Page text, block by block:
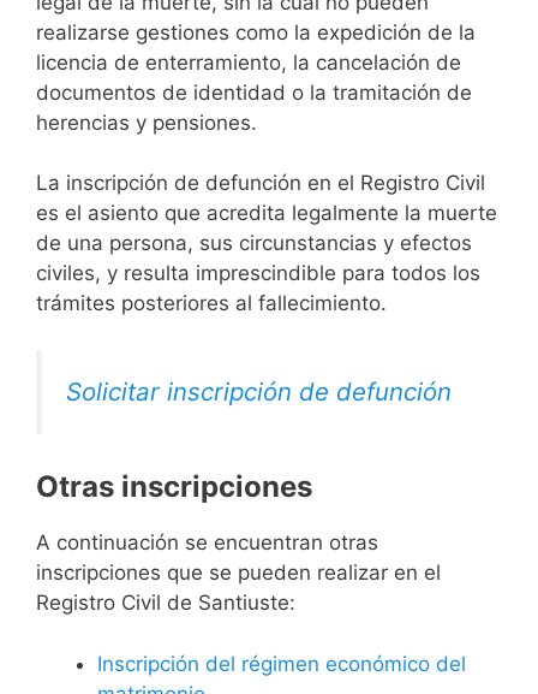
realizarse gestiones como la expedición de la
licencia de enterramiento, la cancelación de
documentos de identidad o la tramitación de
herencias y pensiones.
La inscripción de defunción en el Registro Civil
es el asiento que acredita legalmente la muerte
de una persona, sus circunstancias y efectos
civiles, y resulta imprescindible para todos los
trámites posteriores al fallecimiento.
Solicitar inscripción de defunción
Otras inscripciones
A continuación se encuentran otras
inscripciones que se pueden realizar en el
Registro Civil de Santiuste:
Inscripción del régimen económico del